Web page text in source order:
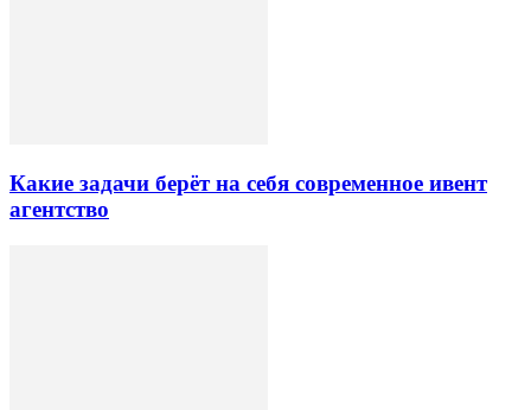
Какие задачи берёт на себя современное ивент
агентство